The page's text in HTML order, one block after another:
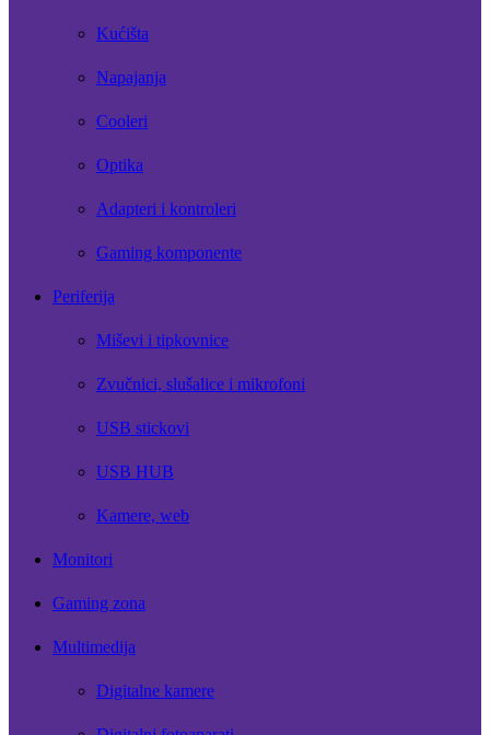
Kućišta
Napajanja
Cooleri
Optika
Adapteri i kontroleri
Gaming komponente
Periferija
Miševi i tipkovnice
Zvučnici, slušalice i mikrofoni
USB stickovi
USB HUB
Kamere, web
Monitori
Gaming zona
Multimedija
Digitalne kamere